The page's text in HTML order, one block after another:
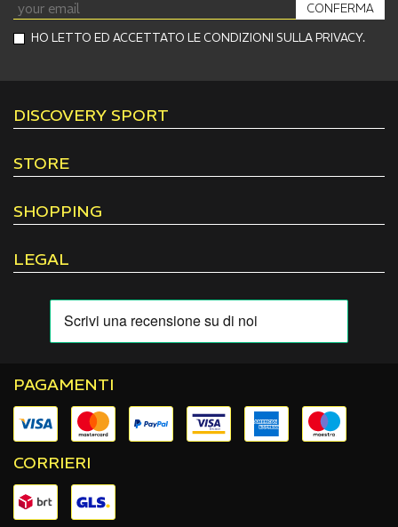
HO LETTO ED ACCETTATO LE CONDIZIONI SULLA PRIVACY.
CONFERMA
DISCOVERY SPORT
STORE
SHOPPING
LEGAL
PAGAMENTI
CORRIERI